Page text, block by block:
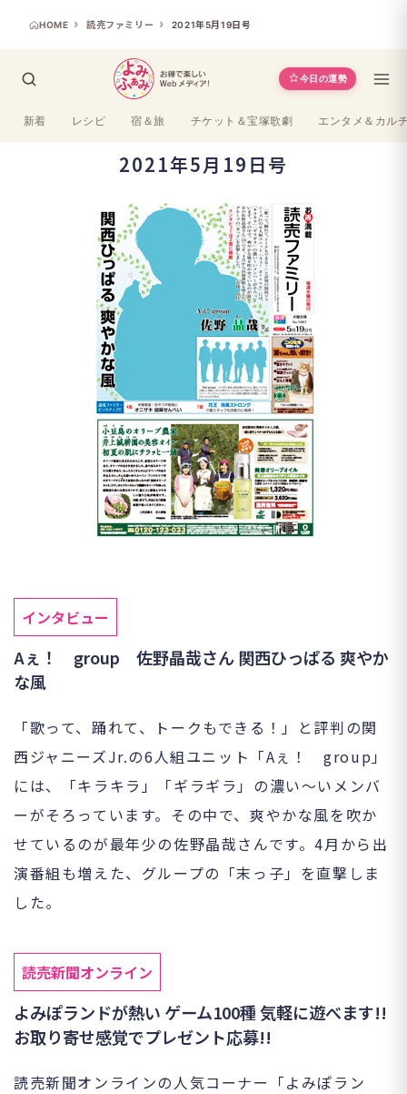
HOME 読売ファミリー 2021年5月19日号
今日の運勢
新着 レシピ 宿＆旅 チケット＆宝塚歌劇 エンタメ＆カル
2021年5月19日号
インタビュー
Aぇ！ group 佐野晶哉さん 関西ひっぱる 爽やか
な風
「歌って、踊れて、トークもできる！」と評判の関
西ジャニーズJr.の6人組ユニット「Aぇ！ group」
には、「キラキラ」「ギラギラ」の濃い〜いメンバ
ーがそろっています。その中で、爽やかな風を吹か
せているのが最年少の佐野晶哉さんです。4月から出
演番組も増えた、グループの「末っ子」を直撃しま
した。
読売新聞オンライン
よみぽランドが熱い ゲーム100種 気軽に遊べます!!
お取り寄せ感覚でプレゼント応募!!
読売新聞オンラインの人気コーナー「よみぽラン